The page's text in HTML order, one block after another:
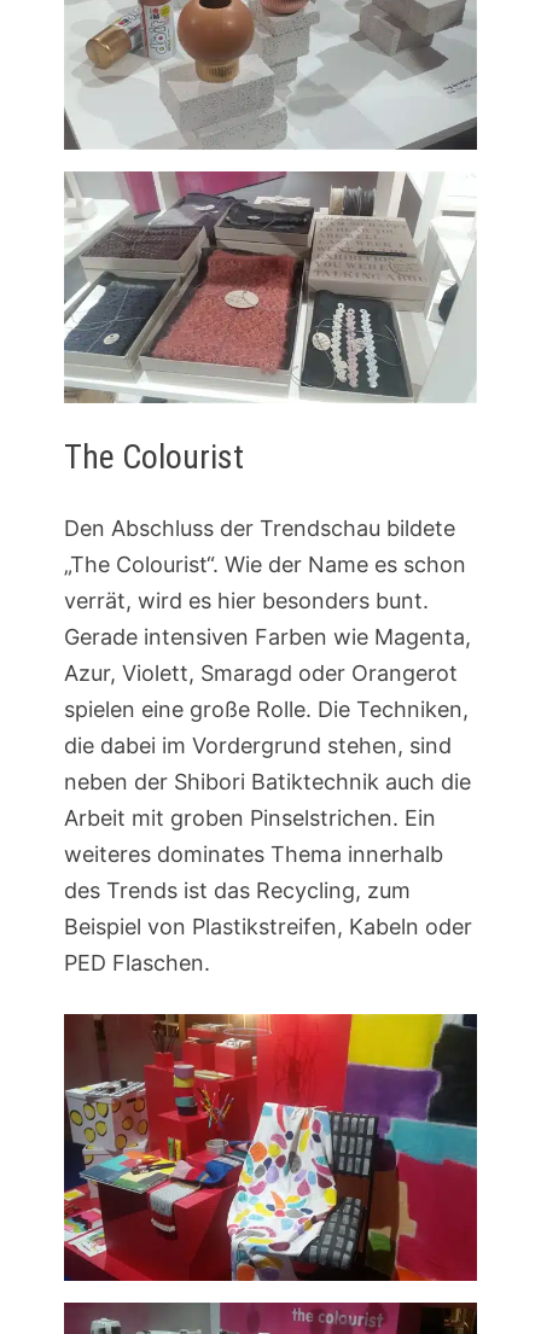
The Colourist
Den Abschluss der Trendschau bildete
„The Colourist“. Wie der Name es schon
verrät, wird es hier besonders bunt.
Gerade intensiven Farben wie Magenta,
Azur, Violett, Smaragd oder Orangerot
spielen eine große Rolle. Die Techniken,
die dabei im Vordergrund stehen, sind
neben der Shibori Batiktechnik auch die
Arbeit mit groben Pinselstrichen. Ein
weiteres dominates Thema innerhalb
des Trends ist das Recycling, zum
Beispiel von Plastikstreifen, Kabeln oder
PED Flaschen.